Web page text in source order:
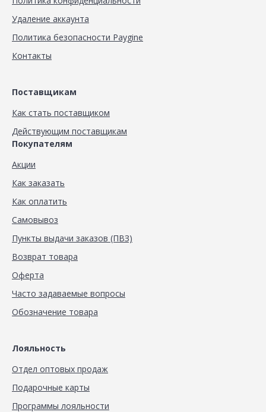
Удаление аккаунта
Политика безопасности Paygine
Контакты
Поставщикам
Как стать поставщиком
Действующим поставщикам
Покупателям
Акции
Как заказать
Как оплатить
Самовывоз
Пункты выдачи заказов (ПВЗ)
Возврат товара
Оферта
Часто задаваемые вопросы
Обозначение товара
Лояльность
Отдел оптовых продаж
Подарочные карты
Программы лояльности